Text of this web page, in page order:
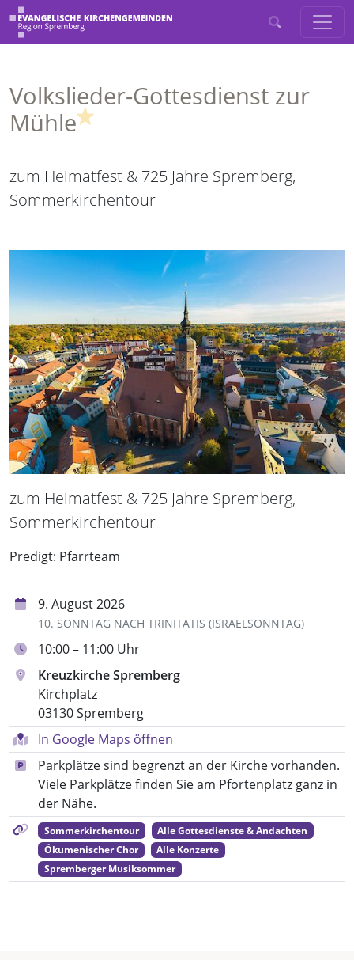
Volkslieder-Gottesdienst zur
Mühle
(Highlight)
zum Heimatfest & 725 Jahre Spremberg,
Sommerkirchentour
zum Heimatfest & 725 Jahre Spremberg,
Sommerkirchentour
Predigt: Pfarrteam
9. August 2026
10. SONNTAG NACH TRINITATIS (ISRAELSONNTAG)
10:00 – 11:00 Uhr
Kreuzkirche Spremberg
Kirchplatz
03130 Spremberg
In Google Maps öffnen
Parkplätze sind begrenzt an der Kirche vorhanden.
Viele Parkplätze finden Sie am Pfortenplatz ganz in
der Nähe.
Sommerkirchentour
Alle Gottesdienste & Andachten
Ökumenischer Chor
Alle Konzerte
Spremberger Musiksommer